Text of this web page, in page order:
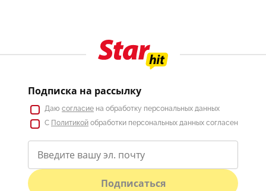
Подписка на рассылку
Даю согласие на обработку персональных данных
С Политикой обработки персональных данных согласен
Подписаться